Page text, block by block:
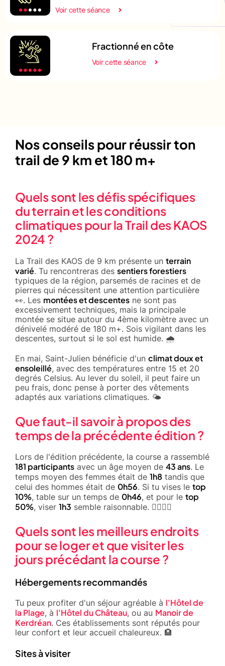
Voir cette séance
Fractionné en côte
Voir cette séance
Nos conseils pour réussir ton
trail de 9 km et 180 m+
Quels sont les défis spécifiques
du terrain et les conditions
climatiques pour la Trail des KAOS
2024 ?
La Trail des KAOS de 9 km présente un terrain
varié. Tu rencontreras des sentiers forestiers
typiques de la région, parsemés de racines et de
pierres qui nécessitent une attention particulière
👀. Les montées et descentes ne sont pas
excessivement techniques, mais la principale
montée se situe autour du 4ème kilomètre avec un
dénivelé modéré de 180 m+. Sois vigilant dans les
descentes, surtout si le sol est humide. 🌧️
En mai, Saint-Julien bénéficie d'un climat doux et
ensoleillé, avec des températures entre 15 et 20
degrés Celsius. Au lever du soleil, il peut faire un
peu frais, donc pense à porter des vêtements
adaptés aux variations climatiques. 🌤️
Que faut-il savoir à propos des
temps de la précédente édition ?
Lors de l'édition précédente, la course a rassemblé
181 participants avec un âge moyen de 43 ans. Le
temps moyen des femmes était de 1h8 tandis que
celui des hommes était de 0h56. Si tu vises le top
10%, table sur un temps de 0h46, et pour le top
50%, viser 1h3 semble raisonnable. 🏃‍♂️🏃‍♀️
Quels sont les meilleurs endroits
pour se loger et que visiter les
jours précédant la course ?
Hébergements recommandés
Tu peux profiter d'un séjour agréable à l'Hôtel de
la Plage, à l'Hôtel du Château, ou au Manoir de
Kerdréan. Ces établissements sont réputés pour
leur confort et leur accueil chaleureux. 🏨
Sites à visiter